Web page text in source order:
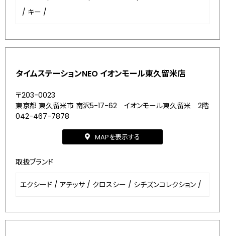
/ キー /
タイムステーションNEO イオンモール東久留米店
〒203-0023
東京都 東久留米市 南沢5-17-62 イオンモール東久留米 2階
042-467-7878
MAPを表示する
取扱ブランド
エクシード / アテッサ / クロスシー / シチズンコレクション /